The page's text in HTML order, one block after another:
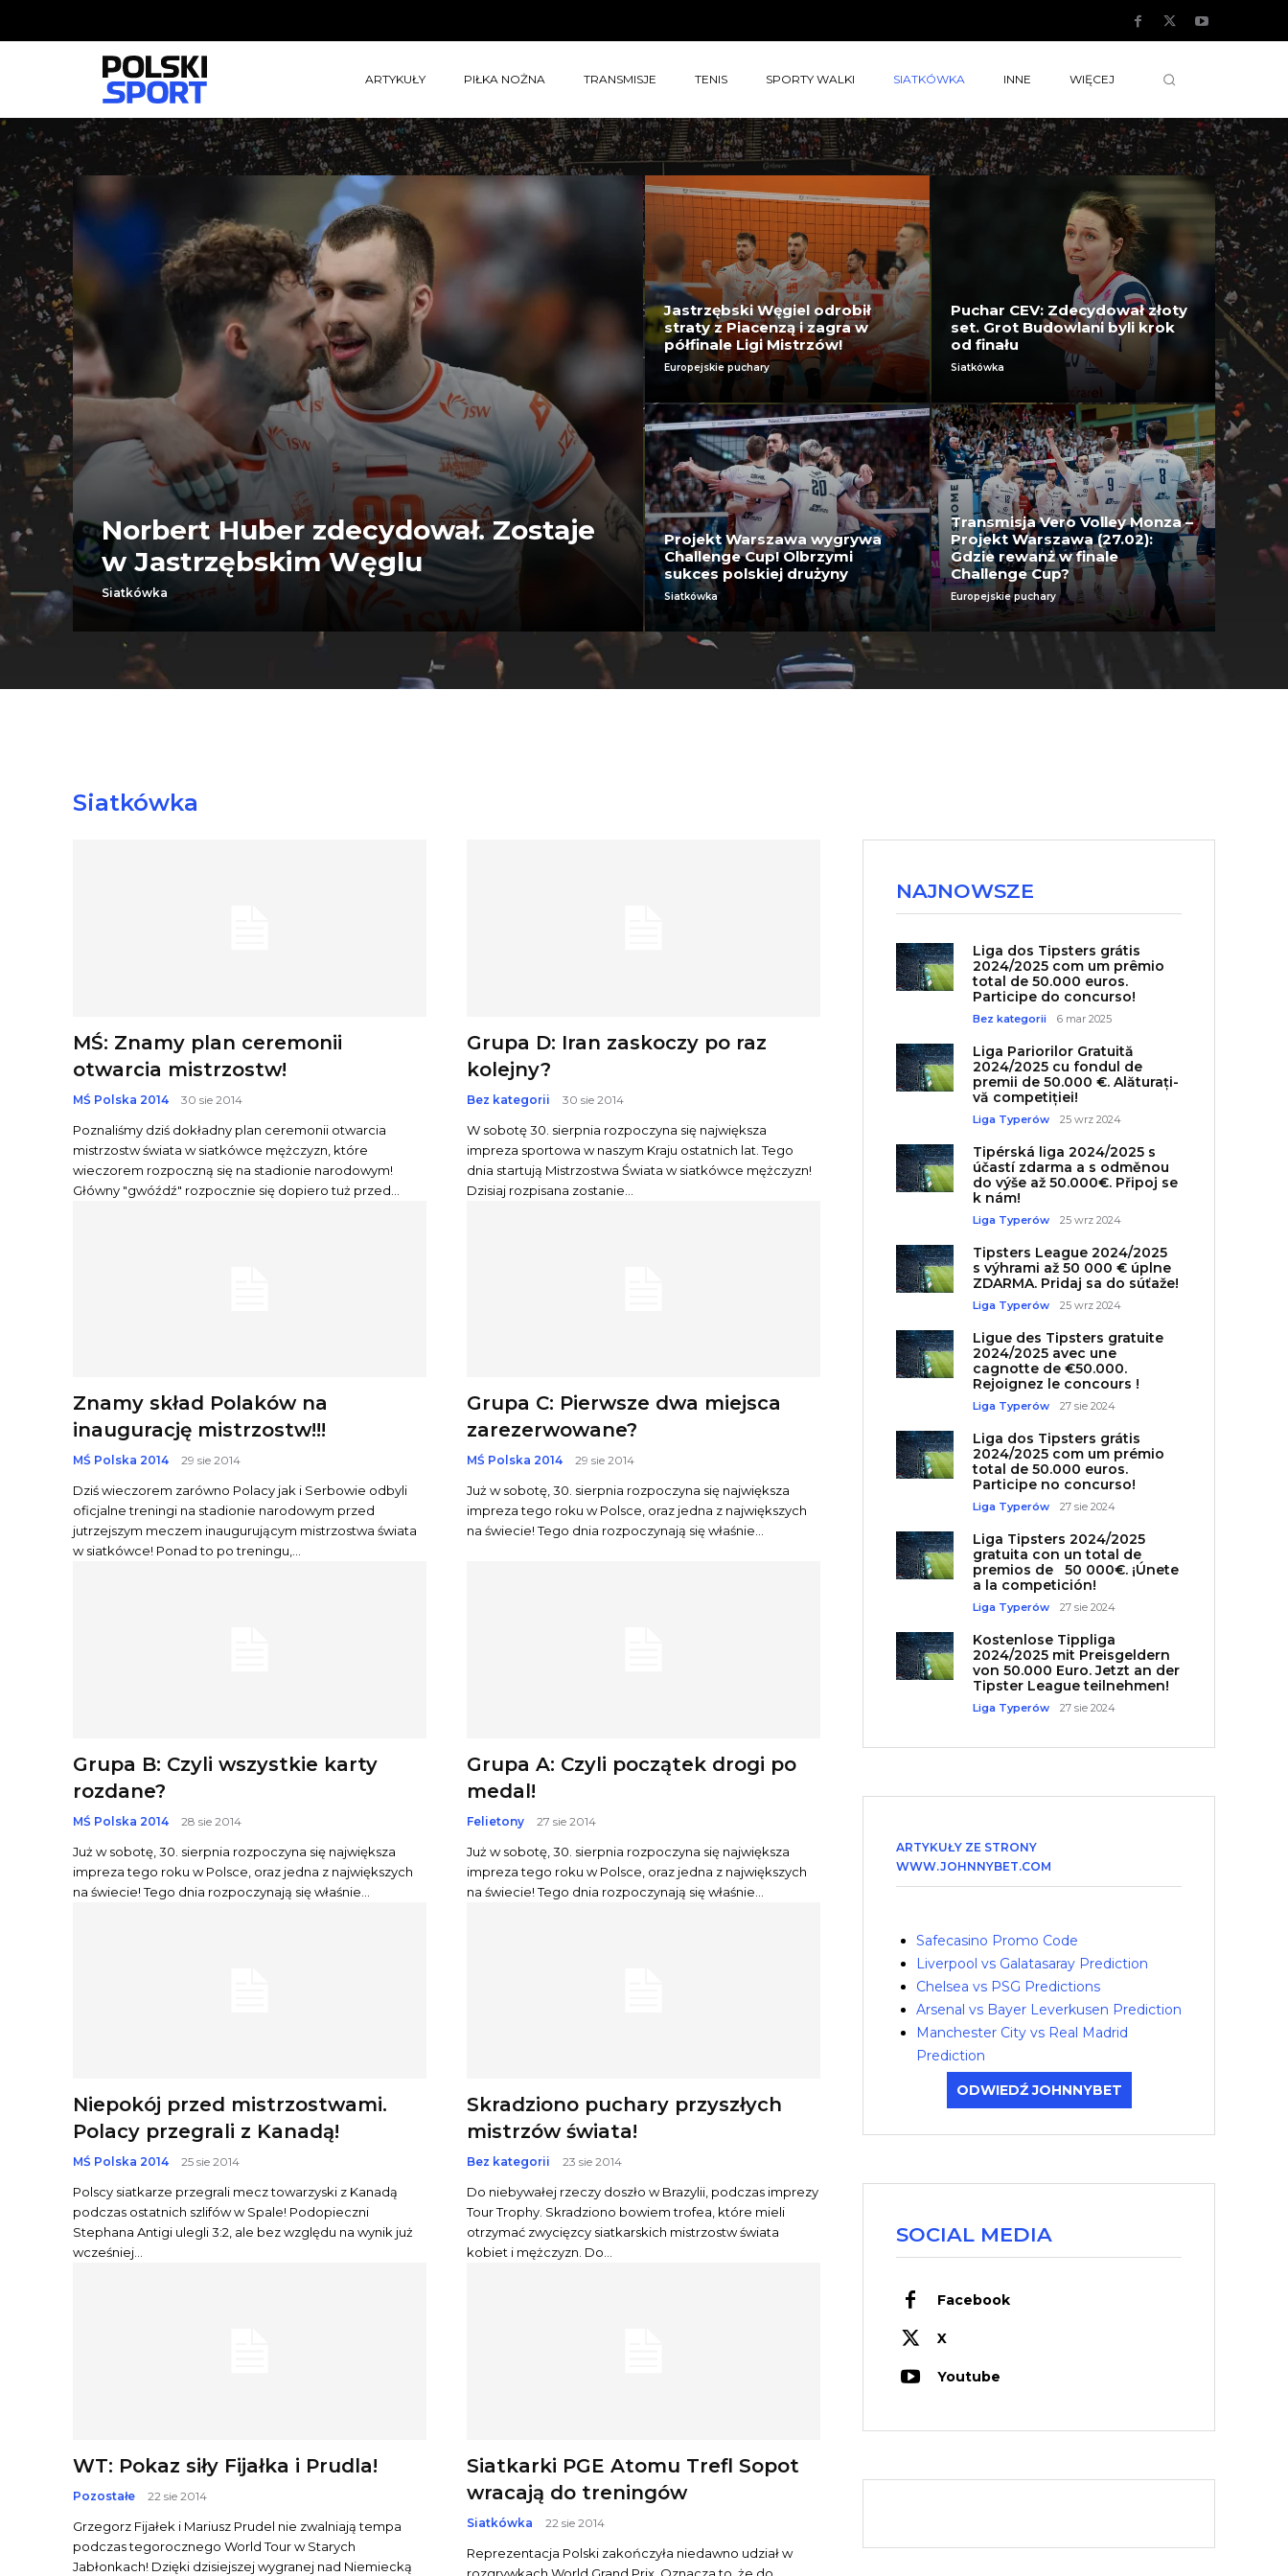
ARTYKUŁY PIŁKA NOŻNA TRANSMISJE TENIS SPORTY WALKI SIATKÓWKA INNE WIĘCEJ
Norbert Huber zdecydował. Zostaje
w Jastrzębskim Węglu
Siatkówka
Jastrzębski Węgiel odrobił
straty z Piacenzą i zagra w
półfinale Ligi Mistrzów!
Europejskie puchary
Puchar CEV: Zdecydował złoty
set. Grot Budowlani byli krok
od finału
Siatkówka
Projekt Warszawa wygrywa
Challenge Cup! Olbrzymi
sukces polskiej drużyny
Siatkówka
Transmisja Vero Volley Monza –
Projekt Warszawa (27.02):
Gdzie rewanż w finale
Challenge Cup?
Europejskie puchary
Siatkówka
MŚ: Znamy plan ceremonii
otwarcia mistrzostw!
MŚ Polska 2014 30 sie 2014
Poznaliśmy dziś dokładny plan ceremonii otwarcia
mistrzostw świata w siatkówce mężczyzn, które
wieczorem rozpoczną się na stadionie narodowym!
Główny "gwóźdź" rozpocznie się dopiero tuż przed...
Grupa D: Iran zaskoczy po raz
kolejny?
Bez kategorii 30 sie 2014
W sobotę 30. sierpnia rozpoczyna się największa
impreza sportowa w naszym Kraju ostatnich lat. Tego
dnia startują Mistrzostwa Świata w siatkówce mężczyzn!
Dzisiaj rozpisana zostanie...
Znamy skład Polaków na
inaugurację mistrzostw!!!
MŚ Polska 2014 29 sie 2014
Dziś wieczorem zarówno Polacy jak i Serbowie odbyli
oficjalne treningi na stadionie narodowym przed
jutrzejszym meczem inaugurującym mistrzostwa świata
w siatkówce! Ponad to po treningu,...
Grupa C: Pierwsze dwa miejsca
zarezerwowane?
MŚ Polska 2014 29 sie 2014
Już w sobotę, 30. sierpnia rozpoczyna się największa
impreza tego roku w Polsce, oraz jedna z największych
na świecie! Tego dnia rozpoczynają się właśnie...
Grupa B: Czyli wszystkie karty
rozdane?
MŚ Polska 2014 28 sie 2014
Już w sobotę, 30. sierpnia rozpoczyna się największa
impreza tego roku w Polsce, oraz jedna z największych
na świecie! Tego dnia rozpoczynają się właśnie...
Grupa A: Czyli początek drogi po
medal!
Felietony 27 sie 2014
Już w sobotę, 30. sierpnia rozpoczyna się największa
impreza tego roku w Polsce, oraz jedna z największych
na świecie! Tego dnia rozpoczynają się właśnie...
Niepokój przed mistrzostwami.
Polacy przegrali z Kanadą!
MŚ Polska 2014 25 sie 2014
Polscy siatkarze przegrali mecz towarzyski z Kanadą
podczas ostatnich szlifów w Spale! Podopieczni
Stephana Antigi ulegli 3:2, ale bez względu na wynik już
wcześniej...
Skradziono puchary przyszłych
mistrzów świata!
Bez kategorii 23 sie 2014
Do niebywałej rzeczy doszło w Brazylii, podczas imprezy
Tour Trophy. Skradziono bowiem trofea, które mieli
otrzymać zwycięzcy siatkarskich mistrzostw świata
kobiet i mężczyzn. Do...
WT: Pokaz siły Fijałka i Prudla!
Pozostałe 22 sie 2014
Grzegorz Fijałek i Mariusz Prudel nie zwalniają tempa
podczas tegorocznego World Tour w Starych
Jabłonkach! Dzięki dzisiejszej wygranej nad Niemiecką
Siatkarki PGE Atomu Trefl Sopot
wracają do treningów
Siatkówka 22 sie 2014
Reprezentacja Polski zakończyła niedawno udział w
NAJNOWSZE
Liga dos Tipsters grátis
2024/2025 com um prêmio
total de 50.000 euros.
Participe do concurso!
Bez kategorii 6 mar 2025
Liga Pariorilor Gratuită
2024/2025 cu fondul de
premii de 50.000 €. Alăturați-
vă competiției!
Liga Typerów 25 wrz 2024
Tipérská liga 2024/2025 s
účastí zdarma a s odměnou
do výše až 50.000€. Připoj se
k nám!
Liga Typerów 25 wrz 2024
Tipsters League 2024/2025
s výhrami až 50 000 € úplne
ZDARMA. Pridaj sa do súťaže!
Liga Typerów 25 wrz 2024
Ligue des Tipsters gratuite
2024/2025 avec une
cagnotte de €50.000.
Rejoignez le concours !
Liga Typerów 27 sie 2024
Liga dos Tipsters grátis
2024/2025 com um prémio
total de 50.000 euros.
Participe no concurso!
Liga Typerów 27 sie 2024
Liga Tipsters 2024/2025
gratuita con un total de
premios de 50 000€. ¡Únete
a la competición!
Liga Typerów 27 sie 2024
Kostenlose Tippliga
2024/2025 mit Preisgeldern
von 50.000 Euro. Jetzt an der
Tipster League teilnehmen!
Liga Typerów 27 sie 2024
ARTYKUŁY ZE STRONY
WWW.JOHNNYBET.COM
Safecasino Promo Code
Liverpool vs Galatasaray Prediction
Chelsea vs PSG Predictions
Arsenal vs Bayer Leverkusen Prediction
Manchester City vs Real Madrid
Prediction
ODWIEDŹ JOHNNYBET
SOCIAL MEDIA
Facebook
X
Youtube